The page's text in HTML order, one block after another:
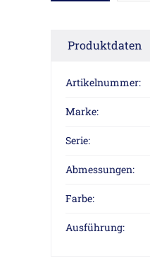
Produktdaten
Artikelnummer:
Marke:
Serie:
Abmessungen:
Farbe:
Ausführung: